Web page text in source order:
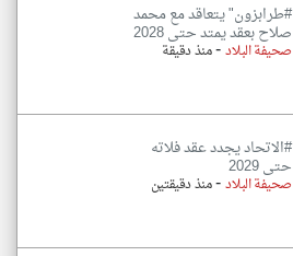
#طرابزون" يتعاقد مع محمد
صلاح بعقد يمتد حتى 2028
صحيفة البلاد-منذ دقيقة
#الاتحاد يجدد عقد فلاته
حتى 2029
صحيفة البلاد-منذ دقيقتين